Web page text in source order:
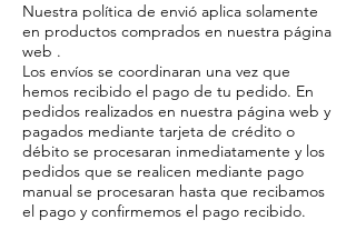
Nuestra política de envió aplica solamente
en productos comprados en nuestra página
web .
Los envíos se coordinaran una vez que
hemos recibido el pago de tu pedido. En
pedidos realizados en nuestra página web y
pagados mediante tarjeta de crédito o
débito se procesaran inmediatamente y los
pedidos que se realicen mediante pago
manual se procesaran hasta que recibamos
el pago y confirmemos el pago recibido.